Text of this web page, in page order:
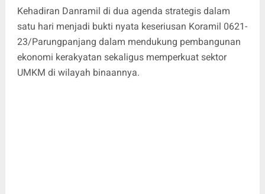
Kehadiran Danramil di dua agenda strategis dalam
satu hari menjadi bukti nyata keseriusan Koramil 0621-
23/Parungpanjang dalam mendukung pembangunan
ekonomi kerakyatan sekaligus memperkuat sektor
UMKM di wilayah binaannya.